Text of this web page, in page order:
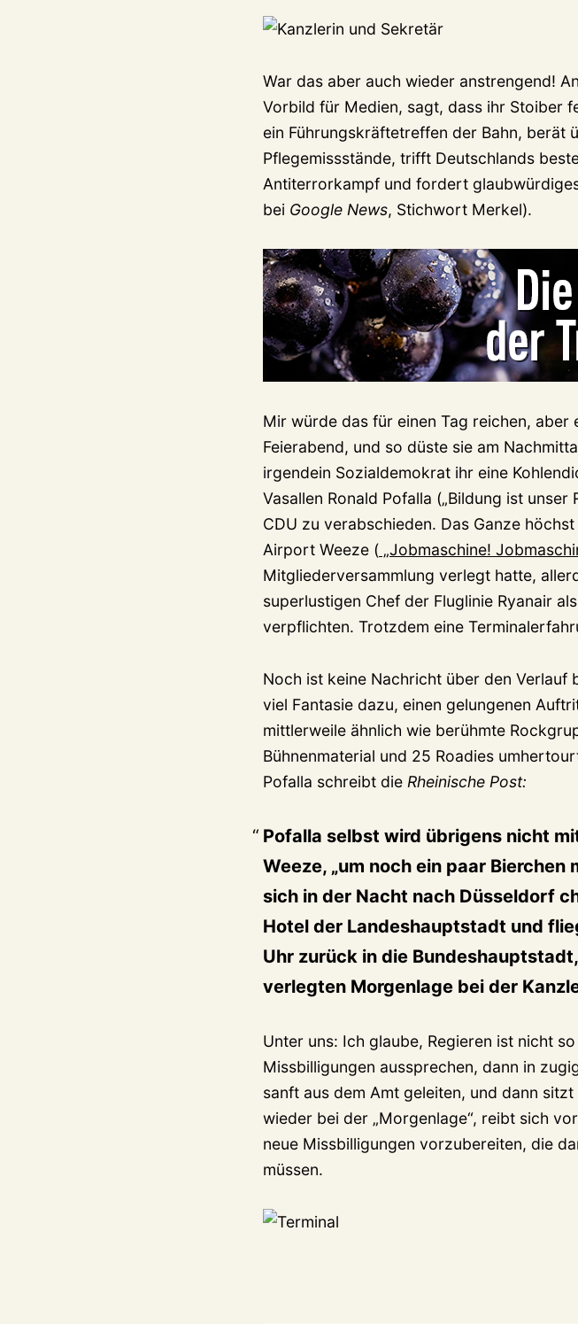
War das aber auch wieder anstrengend!
Vorbild für Medien, sagt, dass ihr Stoiber
ein Führungskräftetreffen der Bahn,
Pflegemissstände, trifft Deutschlands
Antiterrorkampf und fordert
bei Google News, Stichwort Merkel).
Mir würde das für einen Tag reichen, aber
Feierabend, und so düste sie am
irgendein Sozialdemokrat ihr eine
Vasallen Ronald Pofalla („Bildung ist unser
CDU zu verabschieden. Das Ganze
Airport Weeze ( „Jobmaschine!
Mitgliederversammlung verlegt hatte,
superlustigen Chef der Fluglinie Ryanair
verpflichten. Trotzdem eine
Noch ist keine Nachricht über den
viel Fantasie dazu, einen gelungenen
mittlerweile ähnlich wie berühmte
Bühnenmaterial und 25 Roadies
Pofalla schreibt die Rheinische Post:
Pofalla selbst wird übrigens nicht
Weeze, „um noch ein paar Bierchen
sich in der Nacht nach Düsseldorf
Hotel der Landeshauptstadt und
Uhr zurück in die
verlegten Morgenlage bei der
Unter uns: Ich glaube, Regieren ist nicht
Missbilligungen aussprechen, dann in
sanft aus dem Amt geleiten, und dann
wieder bei der „Morgenlage“, reibt sich
neue Missbilligungen vorzubereiten, die
müssen.